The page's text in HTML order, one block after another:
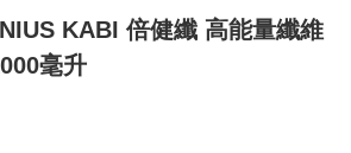
KABI 倍健纖 高能量纖維
毫升